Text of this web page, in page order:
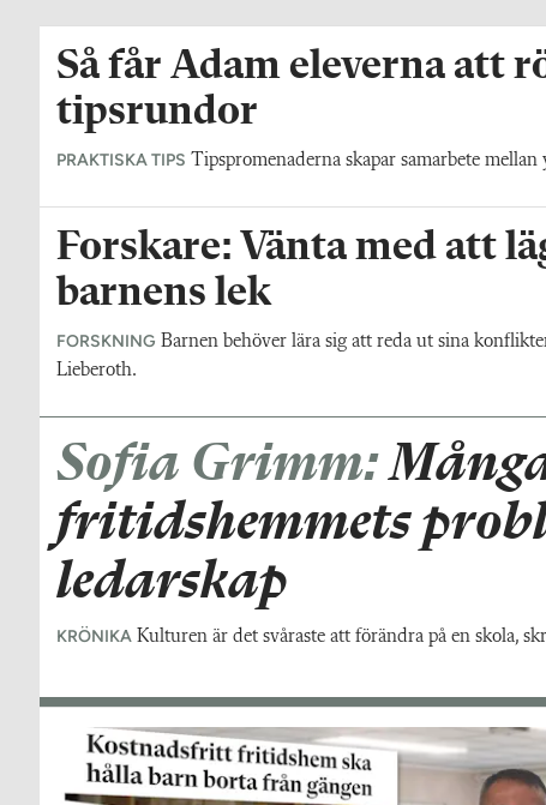
Så får Adam eleverna att
tipsrundor
PRAKTISKA TIPS Tipspromenaderna skapar samarbete mellan
Forskare: Vänta med att
barnens lek
FORSKNING Barnen behöver lära sig att reda ut sina
Lieberoth.
Sofia Grimm:
fritidshemmets
ledarskap
KRÖNIKA Kulturen är det svåraste att förändra på en skola,